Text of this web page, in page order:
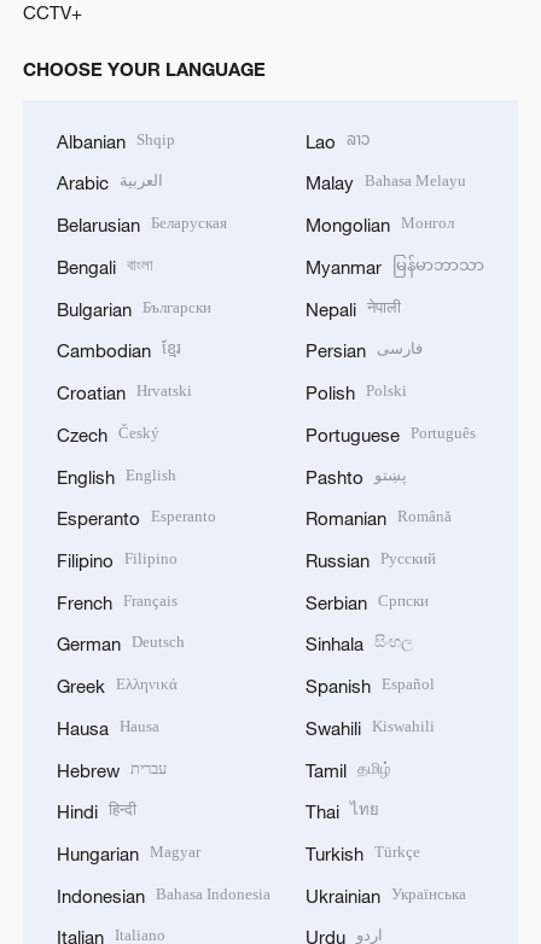
CCTV+
CHOOSE YOUR LANGUAGE
Albanian Shqip
Arabic العربية
Belarusian Беларуская
Bengali বাংলা
Bulgarian Български
Cambodian ខ្មែរ
Croatian Hrvatski
Czech Český
English English
Esperanto Esperanto
Filipino Filipino
French Français
German Deutsch
Greek Ελληνικά
Hausa Hausa
Hebrew עברית
Hindi हिन्दी
Hungarian Magyar
Indonesian Bahasa Indonesia
Italian Italiano
Lao ລາວ
Malay Bahasa Melayu
Mongolian Монгол
Myanmar မြန်မာဘာသာ
Nepali नेपाली
Persian فارسی
Polish Polski
Portuguese Português
Pashto پښتو
Romanian Română
Russian Русский
Serbian Српски
Sinhala සිංහල
Spanish Español
Swahili Kiswahili
Tamil தமிழ்
Thai ไทย
Turkish Türkçe
Ukrainian Українська
Urdu اردو